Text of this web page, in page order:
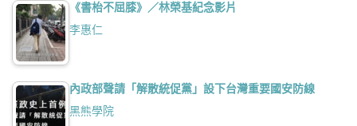
《書枱不屈膝》／林榮基紀念影片
李惠仁
內政部聲請「解散統促黨」設下台灣重要國安防線
黑熊學院